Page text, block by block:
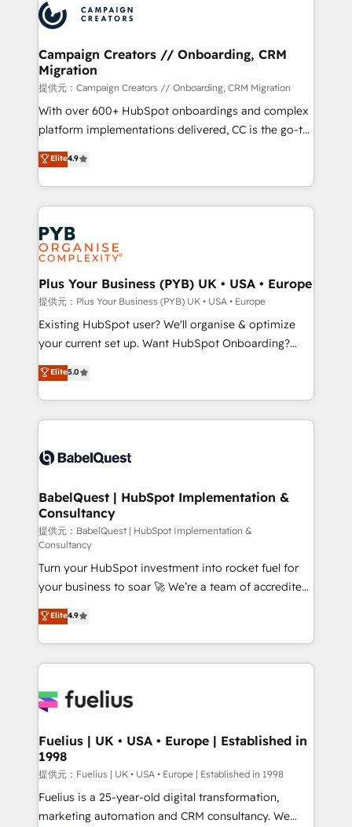
record of business transformation, our growth-first
approach has helped brands dominate their
extensive experience working with tech companies
and manufacturers since 2002, we are committed to
empowering our clients and developing their
autonomy. Get to grips with HubSpot through
guided implementation and seamless integration of
the CRM platform into your digital ecosystem. Would
you like support in deploying your inbound
to your needs and sales objectives. With 125+
certifications, we are part of the most certified
services are offered in both English & French.
Campaign Creators // Onboarding, CRM
Migration
提供元：Campaign Creators // Onboarding, CRM Migration
With over 600+ HubSpot onboardings and complex
platform implementations delivered, CC is the go-to
Elite Solutions Partner for businesses ready to
migrate, replatform, and scale smarter. We specialize
in high-impact CRM and CMS migrations and
onboarding from platforms like Salesforce, NetSuite,
Zoho, Pardot, Marketo, Microsoft Dynamics, Wix,
WordPress and legacy CRMs, turning fragmented
systems into unified, growth-ready HubSpot
architectures that accelerate revenue operations and
performance. - Multi-object CRM migration, cleanup,
and implementation. - Pre-built and custom
integrations across your full tech stack. - Custom
- Dashboards, lifecycle campaigns, and lead
nurturing sequences. - Cross-hub setup across
scalable retainers. Let’s make HubSpot your most
powerful growth engine. Built to convert, scale, and
Elite4.9
Plus Your Business (PYB) UK • USA • Europe
提供元：Plus Your Business (PYB) UK • USA • Europe
Existing HubSpot user? We'll organise & optimize
your current set up. Want HubSpot Onboarding?
We'll customise your CRM & automate your business
processes. Welcome to our Profile! We can help
with... • CRM implementation, reports & workflows,
and team training • CRM migration: Salesforce,
Custom API integrations & ERP systems inc. SAP and
super skilled members) • 150+ Clients for Sales Hub,
Marketing Hub, Service Hub, Data Hub and Website
(CMS) • ISO/IEC 27001:2022, ISO 9001:2015 and
now... ISO 42001: 2023 certified • Exclusive AI
'GuardHub' governance framework, based on ISO
42001 - helping you 'organise complexity' 𝗥𝗲𝗮𝗱𝘆
𝗳𝗼𝗿 𝘁𝗵𝗲 𝗻𝗲𝘅𝘁 𝘀𝘁𝗲𝗽? Click the 👈 '𝗖𝗼𝗻𝘁𝗮𝗰𝘁
𝗯𝘂𝘀𝗶𝗻𝗲𝘀𝘀' button to get in touch (𝘸𝘦'𝘳𝘦 𝘴𝘶𝘱𝘦𝘳
𝘳𝘦𝘴𝘱𝘰𝘯𝘴𝘪𝘷𝘦)
Elite5.0
BabelQuest | HubSpot Implementation &
Consultancy
提供元：BabelQuest | HubSpot Implementation &
Consultancy
Turn your HubSpot investment into rocket fuel for
your business to soar 🚀 We’re a team of accredited
HubSpot experts ready to help you. We can
implement the platform into complex business
environments, optimise what you've got and make
sure you can actually use it, build your website in
for you and execute it on HubSpot. We are on the
framework, meaning we've been accredited by
HubSpot and vetted by the CCS, which means we
can support public sector companies as well the
other ones listed in our profile. Our services: -
HubSpot implementation - HubSpot CMS website
Elite4.9
Fuelius | UK • USA • Europe | Established in
1998
提供元：Fuelius | UK • USA • Europe | Established in 1998
Fuelius is a 25-year-old digital transformation,
marketing automation and CRM consultancy. We